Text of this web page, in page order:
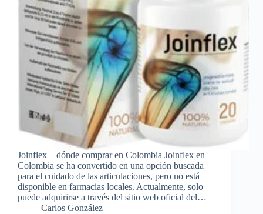
Joinflex – dónde comprar en Colombia Joinflex en
Colombia se ha convertido en una opción buscada
para el cuidado de las articulaciones, pero no está
disponible en farmacias locales. Actualmente, solo
puede adquirirse a través del sitio web oficial del…
Carlos González